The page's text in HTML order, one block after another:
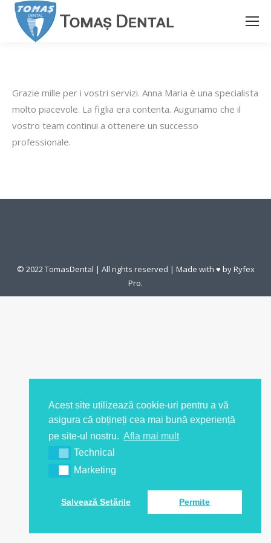
Acest site utilizează cookie-uri pentru a vă
asigura că obțineți cea mai bună experiență
pe site-ul nostru. Afla mai mult
Technical
Marketing
Salvează Setările Permite
Grazie mille per i vostri servizi. Anna Maria è una specialista
molto piacevole. La figlia era contenta. Auguriamo che il
vostro team continui a ottenere un successo
professionale.
© 2022 TomasDental | All rights reserved | Made with ♥ byRyfex
Pro.